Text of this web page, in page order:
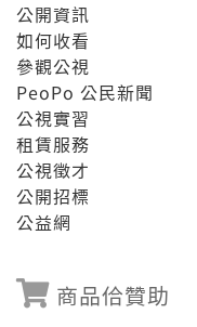
公開資訊
如何收看
參觀公視
PeoPo 公民新聞
公視實習
租賃服務
公視徵才
公開招標
公益網
商品佮贊助